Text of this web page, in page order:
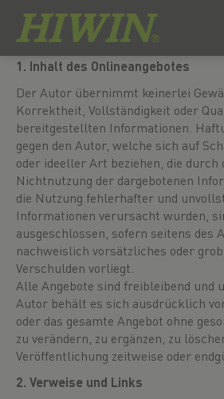
Zum
springen
Zum
springen
1. Inhalt des Onlineangebotes
Der Autor übernimmt keinerlei
Korrektheit, Vollständigkeit oder
bereitgestellten Informationen.
gegen den Autor, welche sich auf
oder ideeller Art beziehen, die durch
Nichtnutzung der dargebotenen
die Nutzung fehlerhafter und
Informationen verursacht wurden,
ausgeschlossen, sofern seitens des
nachweislich vorsätzliches oder
Verschulden vorliegt.
Alle Angebote sind freibleibend und
Autor behält es sich ausdrücklich
oder das gesamte Angebot ohne
zu verändern, zu ergänzen, zu
Veröffentlichung zeitweise oder
2. Verweise und Links